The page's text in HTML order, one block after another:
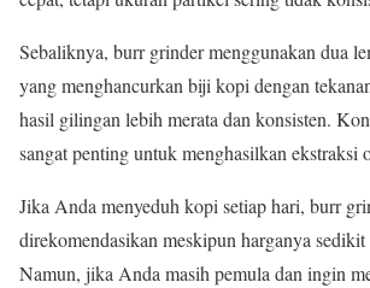
Sebaliknya, burr grinder menggunakan dua
yang menghancurkan biji kopi dengan
hasil gilingan lebih merata dan konsisten.
sangat penting untuk menghasilkan ekstraksi
Jika Anda menyeduh kopi setiap hari, burr
direkomendasikan meskipun harganya
Namun, jika Anda masih pemula dan ingin